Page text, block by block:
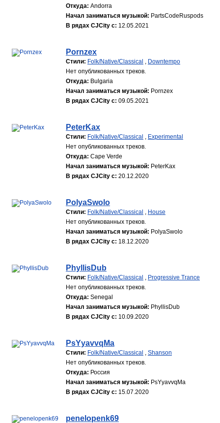
Откуда: Andorra
Начал заниматься музыкой: PartsCodeRuspods
В рядах CJCity с: 12.05.2021
Pornzex
Стили: Folk/Native/Classical , Downtempo
Нет опубликованных треков.
Откуда: Bulgaria
Начал заниматься музыкой: Pornzex
В рядах CJCity с: 09.05.2021
PeterKax
Стили: Folk/Native/Classical , Experimental
Нет опубликованных треков.
Откуда: Cape Verde
Начал заниматься музыкой: PeterKax
В рядах CJCity с: 20.12.2020
PolyaSwolo
Стили: Folk/Native/Classical , House
Нет опубликованных треков.
Начал заниматься музыкой: PolyaSwolo
В рядах CJCity с: 18.12.2020
PhyllisDub
Стили: Folk/Native/Classical , Progressive Trance
Нет опубликованных треков.
Откуда: Senegal
Начал заниматься музыкой: PhyllisDub
В рядах CJCity с: 10.09.2020
PsYyavvqMa
Стили: Folk/Native/Classical , Shanson
Нет опубликованных треков.
Откуда: Россия
Начал заниматься музыкой: PsYyavvqMa
В рядах CJCity с: 15.07.2020
penelopenk69